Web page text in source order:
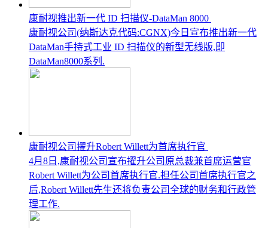
康耐视推出新一代 ID 扫描仪-DataMan 8000
康耐视公司(纳斯达克代码:CGNX)今日宣布推出新一代
DataMan手持式工业 ID 扫描仪的新型无线版,即
DataMan8000系列.
康耐视公司擢升Robert Willett为首席执行官
4月8日,康耐视公司宣布擢升公司原总裁兼首席运营官
Robert Willett为公司首席执行官.担任公司首席执行官之
后,Robert Willett先生还将负责公司全球的财务和行政管
理工作.